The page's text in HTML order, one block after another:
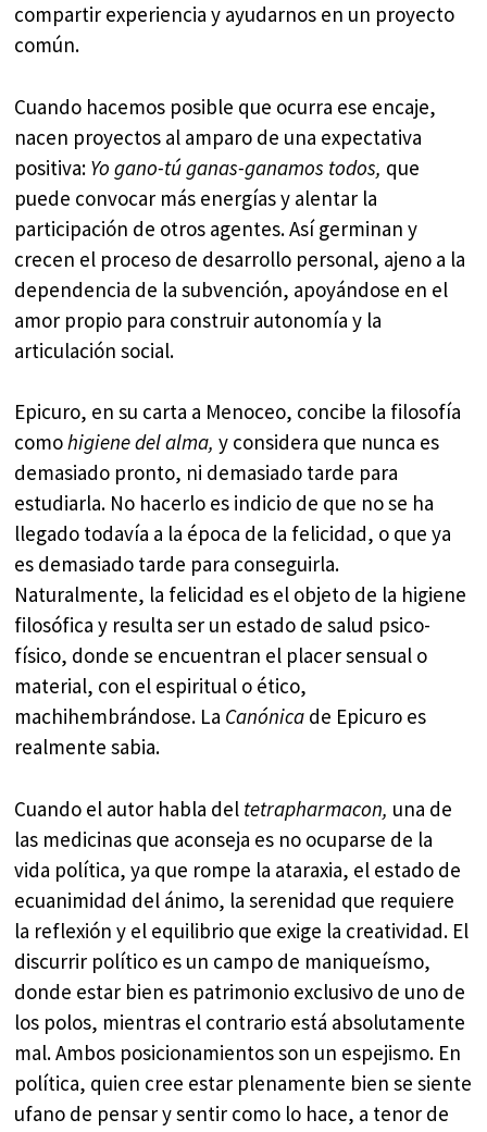
compartir experiencia y ayudarnos en un proyecto
común.
Cuando hacemos posible que ocurra ese encaje,
nacen proyectos al amparo de una expectativa
positiva: Yo gano-tú ganas-ganamos todos, que
puede convocar más energías y alentar la
participación de otros agentes. Así germinan y
crecen el proceso de desarrollo personal, ajeno a la
dependencia de la subvención, apoyándose en el
amor propio para construir autonomía y la
articulación social.
Epicuro, en su carta a Menoceo, concibe la filosofía
comohigiene del alma, y considera que nunca es
demasiado pronto, ni demasiado tarde para
estudiarla. No hacerlo es indicio de que no se ha
llegado todavía a la época de la felicidad, o que ya
es demasiado tarde para conseguirla.
Naturalmente, la felicidad es el objeto de la higiene
filosófica y resulta ser un estado de salud psico-
físico, donde se encuentran el placer sensual o
material, con el espiritual o ético,
machihembrándose. La Canónica de Epicuro es
realmente sabia.
Cuando el autor habla del tetrapharmacon, una de
las medicinas que aconseja es no ocuparse de la
vida política, ya que rompe la ataraxia, el estado de
ecuanimidad del ánimo, la serenidad que requiere
la reflexión y el equilibrio que exige la creatividad. El
discurrir político es un campo de maniqueísmo,
donde estar bien es patrimonio exclusivo de uno de
los polos, mientras el contrario está absolutamente
mal. Ambos posicionamientos son un espejismo. En
política, quien cree estar plenamente bien se siente
ufano de pensar y sentir como lo hace, a tenor de